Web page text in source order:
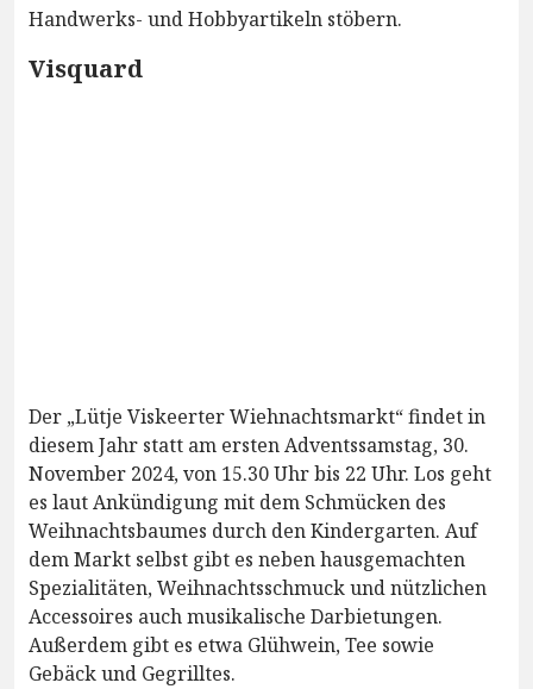
Handwerks- und Hobbyartikeln stöbern.
Visquard
Der „Lütje Viskeerter Wiehnachtsmarkt“ findet in
diesem Jahr statt am ersten Adventssamstag, 30.
November 2024, von 15.30 Uhr bis 22 Uhr. Los geht
es laut Ankündigung mit dem Schmücken des
Weihnachtsbaumes durch den Kindergarten. Auf
dem Markt selbst gibt es neben hausgemachten
Spezialitäten, Weihnachtsschmuck und nützlichen
Accessoires auch musikalische Darbietungen.
Außerdem gibt es etwa Glühwein, Tee sowie
Gebäck und Gegrilltes.